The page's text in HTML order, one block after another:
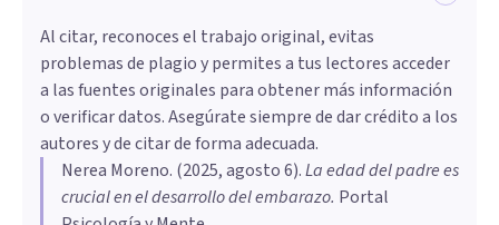
Al citar, reconoces el trabajo original, evitas
problemas de plagio y permites a tus lectores acceder
a las fuentes originales para obtener más información
o verificar datos. Asegúrate siempre de dar crédito a los
autores y de citar de forma adecuada.
Nerea Moreno. (2025, agosto 6).La edad del padre es
crucial en el desarrollo del embarazo. Portal